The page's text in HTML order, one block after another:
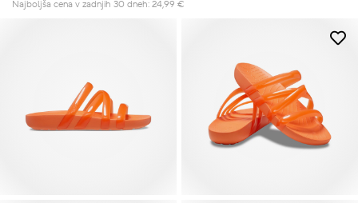
Najboljša cena v zadnjih 30 dneh: 24,99 €